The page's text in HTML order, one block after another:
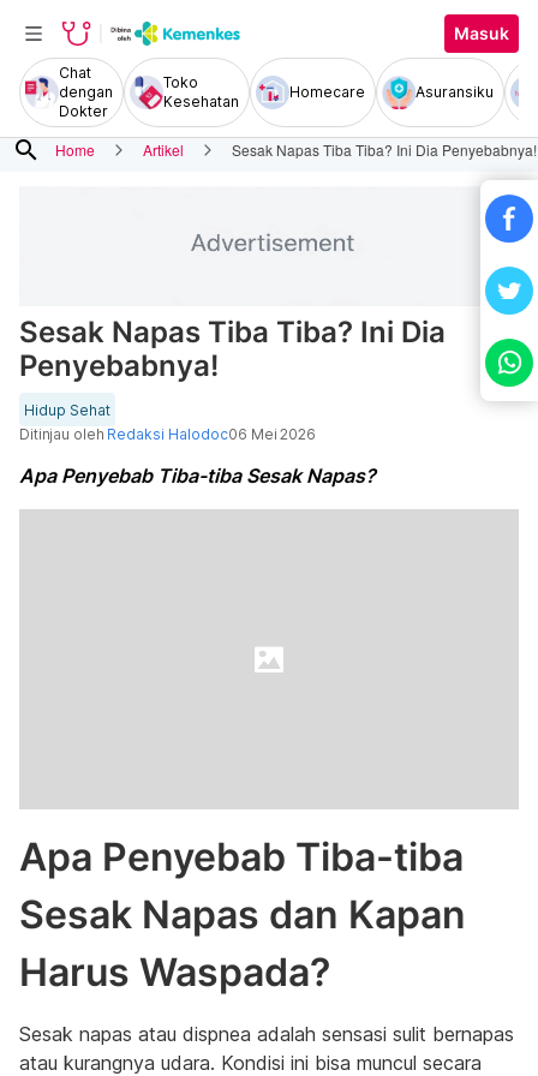
Masuk
Chat
dengan
Dokter
Toko
Kesehatan
Homecare Asuransiku
search Home Artikel Sesak Napas Tiba Tiba? Ini Dia Penyebabnya!
Sesak Napas Tiba Tiba? Ini Dia
Penyebabnya!
Hidup Sehat
Ditinjau oleh Redaksi Halodoc06 Mei 2026
Apa Penyebab Tiba-tiba Sesak Napas?
Apa Penyebab Tiba-tiba
Sesak Napas dan Kapan
Harus Waspada?
Sesak napas atau dispnea adalah sensasi sulit bernapas
atau kurangnya udara. Kondisi ini bisa muncul secara